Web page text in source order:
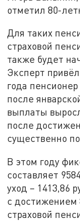
отметил 80-
Для таких
страховой
также будет
Эксперт
года
после
выплаты
после
существенно
В этом году
составляет
уход – 1413,86
с достижением
страховой